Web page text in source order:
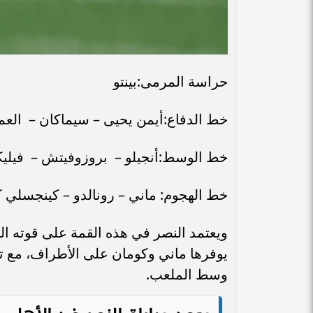
حراسة المرمى:بينتو
خط الدفاع:أيمن يحيى – سيماكان –
خط الوسط:أنجيلو – بروزوفيتش –
خط الهجوم: ماني – رونالدو – كينجسلي
ويعتمد النصر في هذه القمة على قوته
يوفرها ماني وكومان على الأطراف،
وسط الملعب.